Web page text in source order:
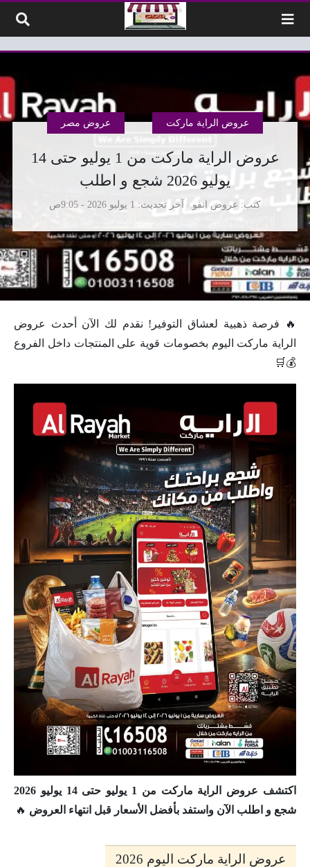
عروض الراية ماركت من 1 يوليو حتى 14
يوليو 2026 شجع و اطلب
كتب عروض انفو
عروض الراية ماركت عروض مصر
آخر تحديث 1 يوليو 2026 - 9:05ص
🔥 فرصة ذهبية لعشاق التوفير! نقدم لك الآن أحدث عروض
الراية ماركت اليوم بخصومات قوية على المنتجات داخل الفروع
💰🛒
اكتشف عروض الراية ماركت من 1 يوليو حتى 14 يوليو 2026
شجع و اطلب الآن واستفد بأفضل الأسعار قبل انتهاء العروض 🔥
عروض الراية ماركت اليوم 2026